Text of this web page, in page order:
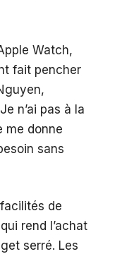
Watch,
fait pencher
n’ai pas à la
me donne
sans
de
rend l’achat
serré. Les